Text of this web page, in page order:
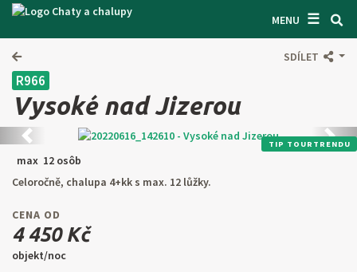
MENU ☰
VYHĽADÁVAČ CHÁT
INFORMÁCIE O POBYTE
KONTAKTY
VSTUP PRO MAJITELE
HĽADAŤ NA WEBE
SDÍLET
R966
Vysoké nad Jizerou
Predchádzajúca TIP TOURTRENDU
max 12 osôb
Celoročně, chalupa 4+kk s max. 12 lůžky.
CENA OD
4 450 Kč
objekt/noc